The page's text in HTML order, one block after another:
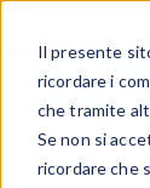
Il presente
ricordare i
che tramite
Se non si
ricordare che